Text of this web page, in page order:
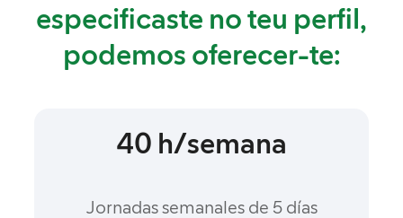
especificaste no teu perfil,
podemos oferecer-te:
40 h/semana
Jornadas semanales de 5 días​